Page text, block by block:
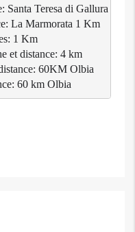
Santa Teresa di Gallura
La Marmorata 1 Km
1 Km
et distance: 4 km
60KM Olbia
60 km Olbia